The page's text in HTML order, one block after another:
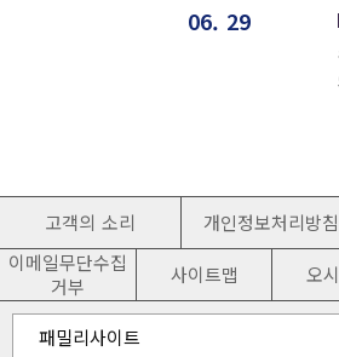
06. 29
고객의 소리 개인정보처리방침
이메일무단수집
거부
사이트맵 오
패밀리사이트
유관기관 홈페이지